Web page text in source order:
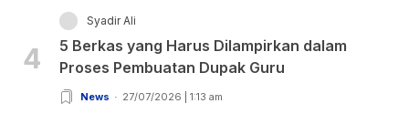
4
Syadir Ali
5 Berkas yang Harus Dilampirkan dalam
Proses Pembuatan Dupak Guru
News 27/07/2026 | 1:13 am